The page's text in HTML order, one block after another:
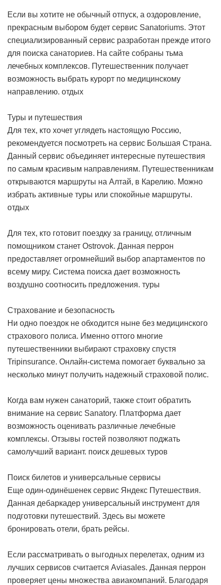
Если вы хотите не обычный отпуск, а оздоровление,
прекрасным выбором будет сервис Sanatoriums. Этот
специализированный сервис разработан прежде итого
для поиска санаториев. На сайте собраны тьма
лечебных комплексов. Путешественник получает
возможность выбрать курорт по медицинскому
направлению. отдых
Туры и путешествия
Для тех, кто хочет углядеть настоящую Россию,
рекомендуется посмотреть на сервис Большая Страна.
Данный сервис объединяет интересные путешествия
по самым красивым направлениям. Путешественникам
открываются маршруты на Алтай, в Карелию. Можно
избрать активные туры или спокойные маршруты.
отдых
Для тех, кто готовит поездку за границу, отличным
помощником станет Ostrovok. Данная перрон
предоставляет огромнейший выбор апартаментов по
всему миру. Система поиска дает возможность
воздушно соотносить предложения. туры
Страхование и безопасность
Ни одно поездок не обходится ныне без медицинского
страхового полиса. Именно оттого многие
путешественники выбирают страховку спустя
Tripinsurance. Онлайн-система помогает буквально за
несколько минут получить надежный страховой полис.
Когда вам нужен санаторий, также стоит обратить
внимание на сервис Sanatory. Платформа дает
возможность оценивать различные лечебные
комплексы. Отзывы гостей позволяют поджать
самолучший вариант. поиск дешевых туров
Поиск билетов и универсальные сервисы
Еще один-одинёшенек сервис Яндекс Путешествия.
Данная дебаркадер универсальный инструмент для
подготовки путешествий. Здесь вы можете
бронировать отели, брать рейсы.
Если рассматривать о выгодных перелетах, одним из
лучших сервисов считается Aviasales. Данная перрон
проверяет цены множества авиакомпаний. Благодаря